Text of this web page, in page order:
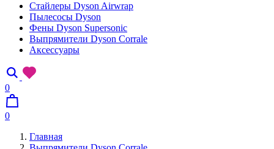
Стайлеры Dyson Airwrap
Пылесосы Dyson
Фены Dyson Supersonic
Выпрямители Dyson Corrale
Аксессуары
0
0
Главная